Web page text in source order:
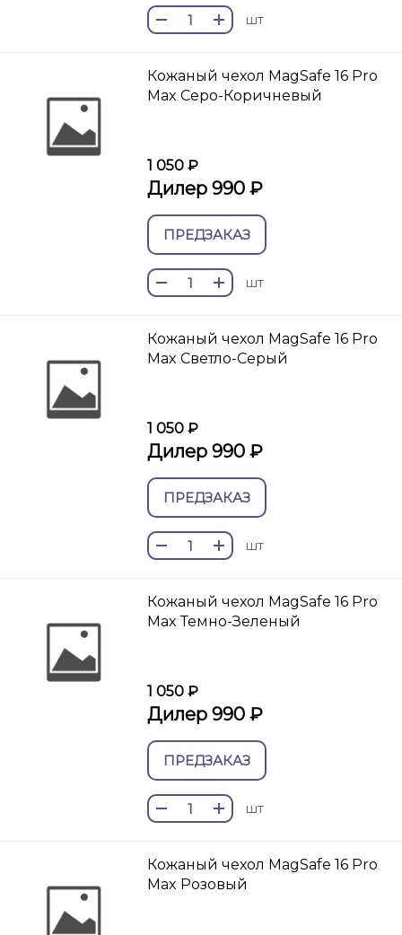
шт
Кожаный чехол MagSafe 16 Pro
Max Серо-Коричневый
1 050 ₽
Дилер 990 ₽
ПРЕДЗАКАЗ
шт
Кожаный чехол MagSafe 16 Pro
Max Светло-Серый
1 050 ₽
Дилер 990 ₽
ПРЕДЗАКАЗ
шт
Кожаный чехол MagSafe 16 Pro
Max Темно-Зеленый
1 050 ₽
Дилер 990 ₽
ПРЕДЗАКАЗ
шт
Кожаный чехол MagSafe 16 Pro
Max Розовый